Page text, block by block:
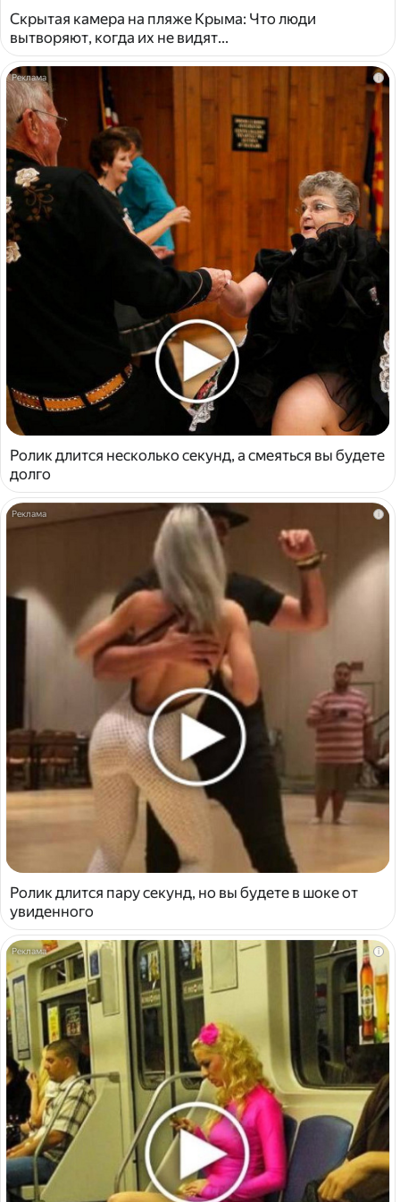
Скрытая камера на пляже Крыма: Что люди
вытворяют, когда их не видят...
i
Ролик длится несколько секунд, а смеяться вы будете
долго
i
Ролик длится пару секунд, но вы будете в шоке от
увиденного
i